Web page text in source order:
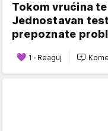
Tokom vrućina
Jednostavan
prepoznate
1 · Reaguj